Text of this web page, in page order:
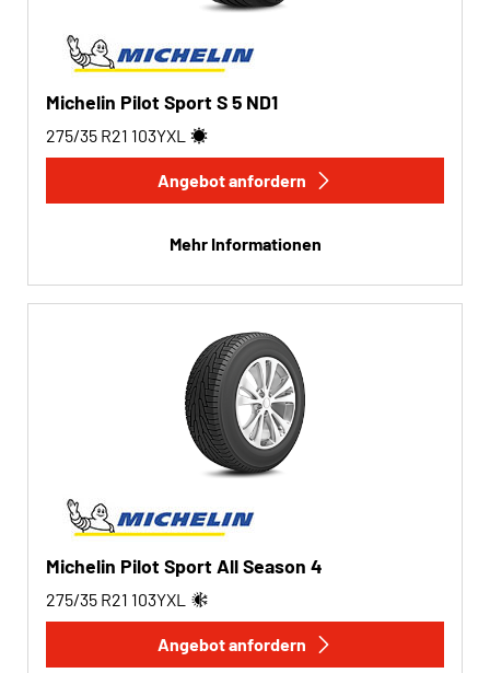
Michelin Pilot Sport S 5 ND1
275/35 R21 103YXL
Angebot anfordern
Mehr Informationen
Michelin Pilot Sport All Season 4
275/35 R21 103YXL
Angebot anfordern